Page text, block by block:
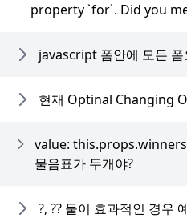
property `for`. Did you
javascript 폼안에 모든 폼
현재 Optinal Changing
value:
물음표가 두개야?
?, ?? 둘이 효과적인 경우